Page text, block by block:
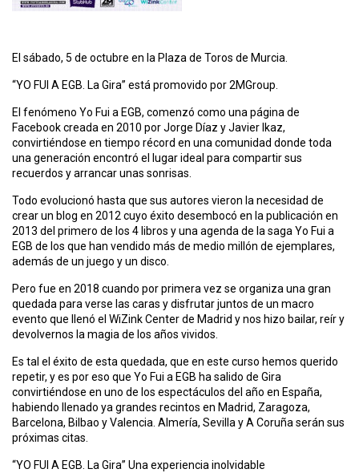
El sábado, 5 de octubre en la Plaza de Toros de Murcia.
“YO FUI A EGB. La Gira” está promovido por 2MGroup.
El fenómeno Yo Fui a EGB, comenzó como una página de
Facebook creada en 2010 por Jorge Díaz y Javier Ikaz,
convirtiéndose en tiempo récord en una comunidad donde toda
una generación encontró el lugar ideal para compartir sus
recuerdos y arrancar unas sonrisas.
Todo evolucionó hasta que sus autores vieron la necesidad de
crear un blog en 2012 cuyo éxito desembocó en la publicación en
2013 del primero de los 4 libros y una agenda de la saga Yo Fui a
EGB de los que han vendido más de medio millón de ejemplares,
además de un juego y un disco.
Pero fue en 2018 cuando por primera vez se organiza una gran
quedada para verse las caras y disfrutar juntos de un macro
evento que llenó el WiZink Center de Madrid y nos hizo bailar, reír y
devolvernos la magia de los años vividos.
Es tal el éxito de esta quedada, que en este curso hemos querido
repetir, y es por eso que Yo Fui a EGB ha salido de Gira
convirtiéndose en uno de los espectáculos del año en España,
habiendo llenado ya grandes recintos en Madrid, Zaragoza,
Barcelona, Bilbao y Valencia. Almería, Sevilla y A Coruña serán sus
próximas citas.
“YO FUI A EGB. La Gira” Una experiencia inolvidable